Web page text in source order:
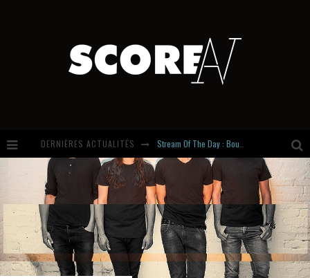
DERNIÈRES ACTUALITÉS